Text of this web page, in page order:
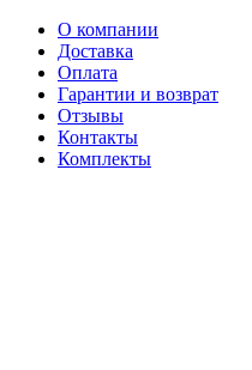
О компании
Доставка
Оплата
Гарантии и возврат
Отзывы
Контакты
Комплекты